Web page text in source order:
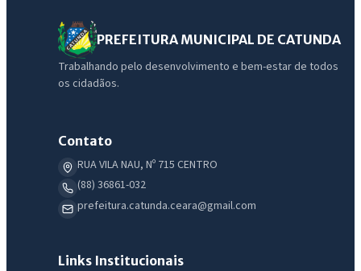
PREFEITURA MUNICIPAL DE CATUNDA
Trabalhando pelo desenvolvimento e bem-estar de todos
os cidadãos.
Contato
RUA VILA NAU, Nº 715 CENTRO
(88) 36861-032
prefeitura.catunda.ceara@gmail.com
Links Institucionais